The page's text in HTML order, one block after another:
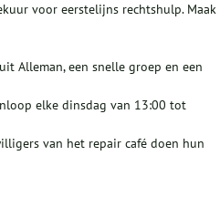
voor eerstelijns rechtshulp. Maak
Alleman, een snelle groep en een
elke dinsdag van 13:00 tot
van het repair café doen hun